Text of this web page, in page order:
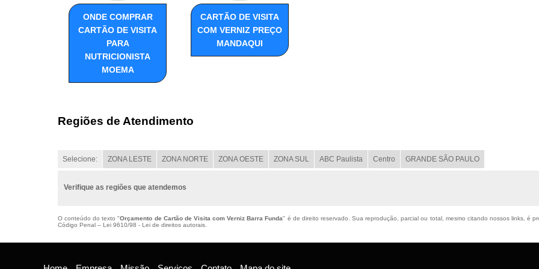
ONDE COMPRAR
CARTÃO DE VISITA
PARA
NUTRICIONISTA
MOEMA
CARTÃO DE VISITA
COM VERNIZ PREÇO
MANDAQUI
Regiões de Atendimento
Selecione: ZONA LESTE ZONA NORTE ZONA OESTE ZONA SUL ABC Paulista Centro GRANDE SÃO PAULO
Verifique as regiões que atendemos
O conteúdo do texto "Orçamento de Cartão de Visita com Verniz Barra Funda" é de direito reservado. Sua reprodução, parcial ou total, mesmo citando nossos links, é
Código Penal – Lei 9610/98 - Lei de direitos autorais